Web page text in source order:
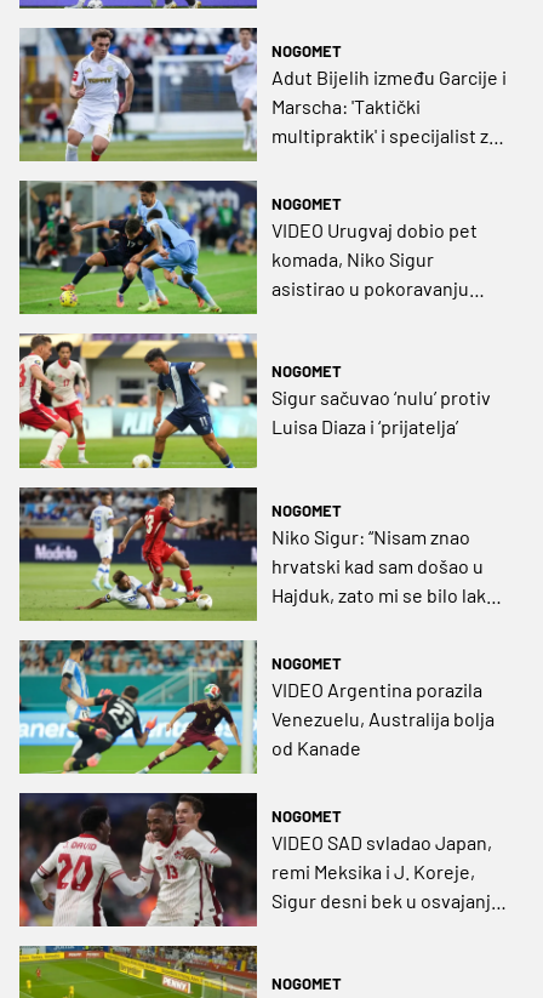
NOGOMET
Adut Bijelih između Garcije i
Marscha: 'Taktički
multipraktik' i specijalist za
Kao i broj na dresu
NOGOMET
VIDEO Urugvaj dobio pet
komada, Niko Sigur
asistirao u pokoravanju
NOGOMET
Sigur sačuvao ‘nulu’ protiv
Luisa Diaza i ‘prijatelja’
NOGOMET
Niko Sigur: “Nisam znao
hrvatski kad sam došao u
Hajduk, zato mi se bilo lakše
NOGOMET
VIDEO Argentina porazila
Venezuelu, Australija bolja
od Kanade
NOGOMET
VIDEO SAD svladao Japan,
remi Meksika i J. Koreje,
Sigur desni bek u osvajanju
NOGOMET